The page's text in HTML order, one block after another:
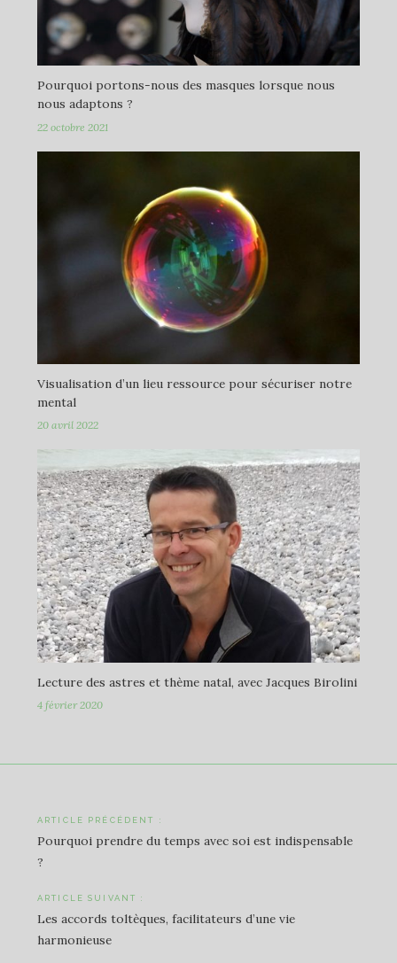
Pourquoi portons-nous des masques lorsque nous
nous adaptons ?
22 octobre 2021
Visualisation d’un lieu ressource pour sécuriser notre
mental
20 avril 2022
Lecture des astres et thème natal, avec Jacques Birolini
4 février 2020
Navigation
de
ARTICLE PRÉCÉDENT :
Pourquoi prendre du temps avec soi est indispensable
?
ARTICLE SUIVANT :
Les accords toltèques, facilitateurs d’une vie
harmonieuse